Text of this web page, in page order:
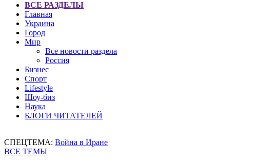
ВСЕ РАЗДЕЛЫ
Главная
Украина
Город
Мир
Все новости раздела
Россия
Бизнес
Спорт
Lifestyle
Шоу-биз
Наука
БЛОГИ ЧИТАТЕЛЕЙ
СПЕЦТЕМА: Война в Иране
ВСЕ ТЕМЫ